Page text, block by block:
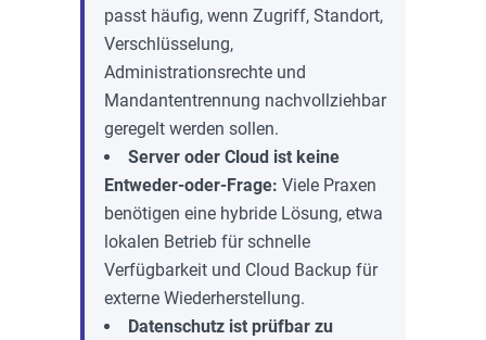
passt häufig, wenn Zugriff, Standort,
Verschlüsselung,
Administrationsrechte und
Mandantentrennung nachvollziehbar
geregelt werden sollen.
Server oder Cloud ist keine
Entweder-oder-Frage: Viele Praxen
benötigen eine hybride Lösung, etwa
lokalen Betrieb für schnelle
Verfügbarkeit und Cloud Backup für
externe Wiederherstellung.
Datenschutz ist prüfbar zu